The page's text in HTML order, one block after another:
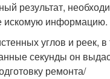
результат,
искомую информацию.
углов и реек,
секунды он
ремонта/